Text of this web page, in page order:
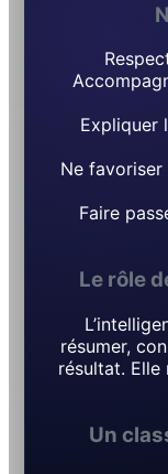
Expliquer
Ne favoriser
Faire
Le rôle
résumer,
résultat. Elle
Un